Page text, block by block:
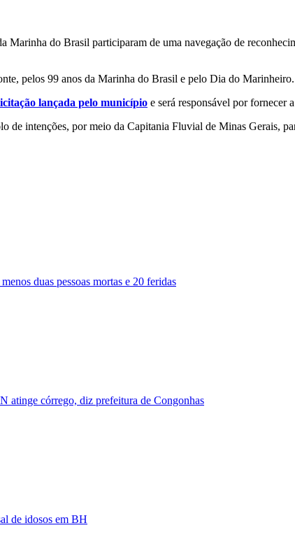
do Brasil participaram de uma navegação de
pelos 99 anos da Marinha do Brasil e pelo Dia do Marinheiro.
lançada pelo município e será responsável por fornecer
de intenções, por meio da Capitania Fluvial de Minas Gerais,
duas pessoas mortas e 20 feridas
atinge córrego, diz prefeitura de Congonhas
de idosos em BH